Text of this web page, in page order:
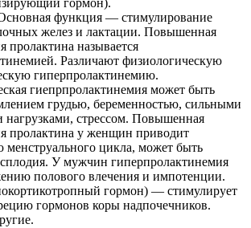
гормон).
функция — стимулирование
желез и лактации. Повышенная
пролактина называется
Различают физиологическую
гиперпролактинемию.
гиепрпролактинемия может быть
грудью, беременностью, сильными
нагрузками, стрессом. Повышенная
пролактина у женщин приводит
цикла, может быть
У мужчин гиперпролактинемия
полового влечения и импотенции.
гормон) — стимулирует
гормонов коры надпочечников.